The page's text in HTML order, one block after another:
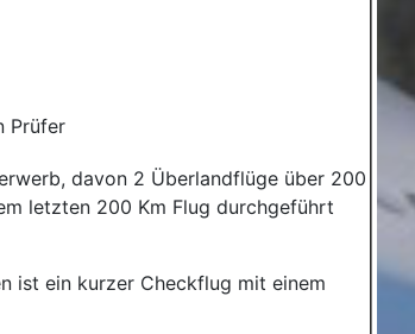
Prüfer
davon 2 Überlandflüge über 200
letzten 200 Km Flug durchgeführt
ist ein kurzer Checkflug mit einem